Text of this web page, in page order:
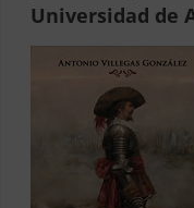
Universidad de